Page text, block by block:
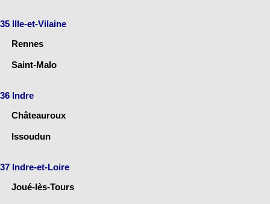
35 Ille-et-Vilaine
Rennes
Saint-Malo
36 Indre
Châteauroux
Issoudun
37 Indre-et-Loire
Joué-lès-Tours